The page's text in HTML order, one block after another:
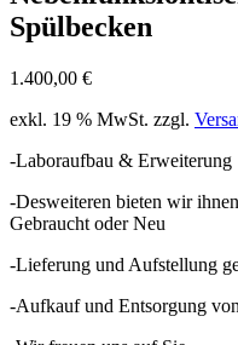
Spülbecken
1.400,00 €
exkl. 19 % MwSt. zzgl.
-Laboraufbau & Erweiterung
-Desweiteren bieten wir
Gebraucht oder Neu
-Lieferung und Aufstellung
-Aufkauf und Entsorgung